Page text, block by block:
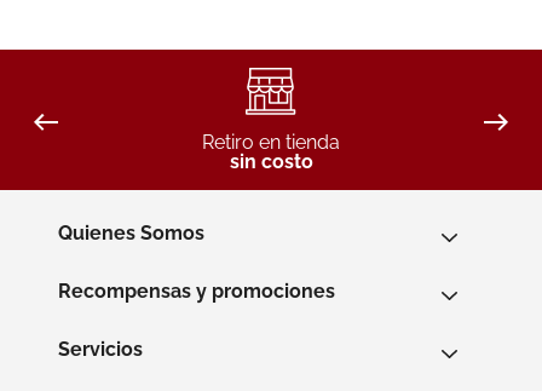
Retiro en tienda
sin costo
Quienes Somos
Recompensas y promociones
Servicios